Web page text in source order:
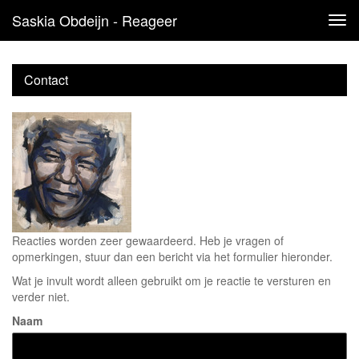
Saskia Obdeijn - Reageer
Contact
Reacties worden zeer gewaardeerd. Heb je vragen of
opmerkingen, stuur dan een bericht via het formulier hieronder.
Wat je invult wordt alleen gebruikt om je reactie te versturen en
verder niet.
Naam